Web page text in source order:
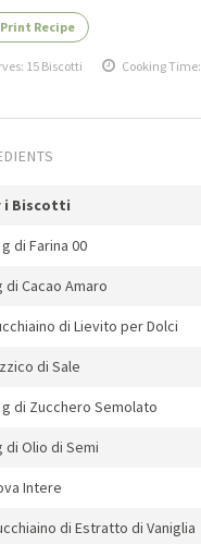
Print Recipe
15 Biscotti
Cooking Time:
i Biscotti
di Farina 00
di Cacao Amaro
di Lievito per Dolci
di Sale
g di Zucchero Semolato
di Olio di Semi
Intere
di Estratto di Vaniglia